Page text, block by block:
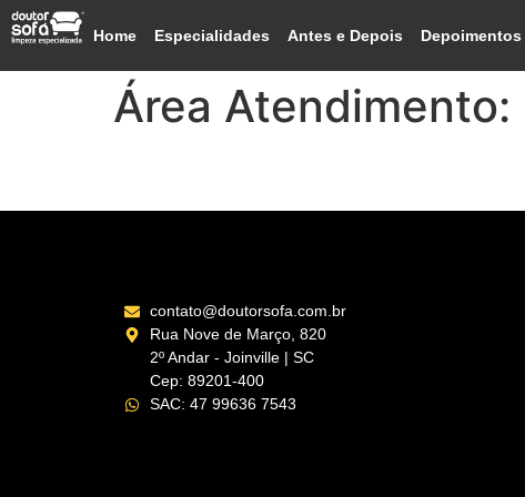
Home Especialidades Antes e Depois Depoimentos
Área Atendimento:
contato@doutorsofa.com.br
Rua Nove de Março, 820
2º Andar - Joinville | SC
Cep: 89201-400
SAC: 47 99636 7543